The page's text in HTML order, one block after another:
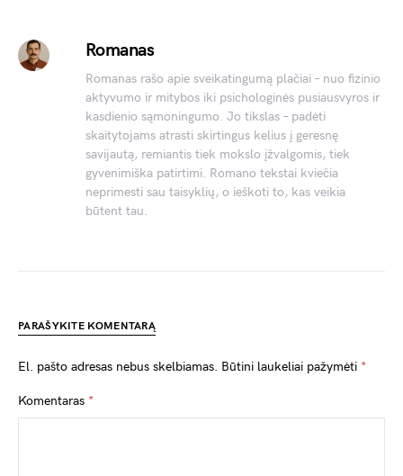
Romanas
Romanas rašo apie sveikatingumą plačiai – nuo fizinio
aktyvumo ir mitybos iki psichologinės pusiausvyros ir
kasdienio sąmoningumo. Jo tikslas – padėti
skaitytojams atrasti skirtingus kelius į geresnę
savijautą, remiantis tiek mokslo įžvalgomis, tiek
gyvenimiška patirtimi. Romano tekstai kviečia
neprimesti sau taisyklių, o ieškoti to, kas veikia
būtent tau.
PARAŠYKITE KOMENTARĄ
El. pašto adresas nebus skelbiamas. Būtini laukeliai pažymėti *
Komentaras *